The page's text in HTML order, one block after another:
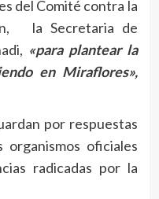
del Comité contra la
la Secretaria de
«para plantear la
en Miraflores»,
por respuestas
oficiales
radicadas por la